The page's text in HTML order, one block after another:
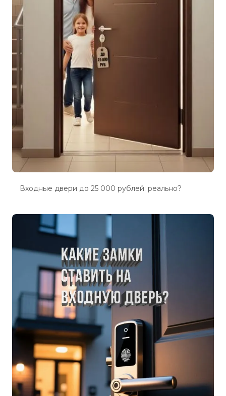
Входные двери до 25 000 рублей: реально?